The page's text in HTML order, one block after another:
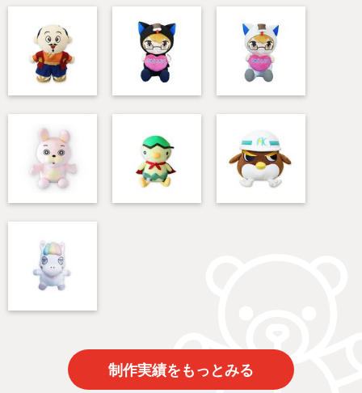
制作実績をもっとみる